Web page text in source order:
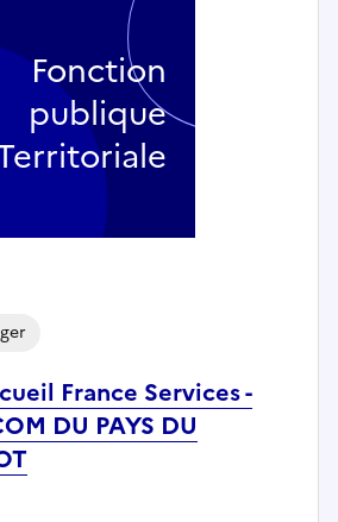
France Services -
DU PAYS DU
Fonction
publique